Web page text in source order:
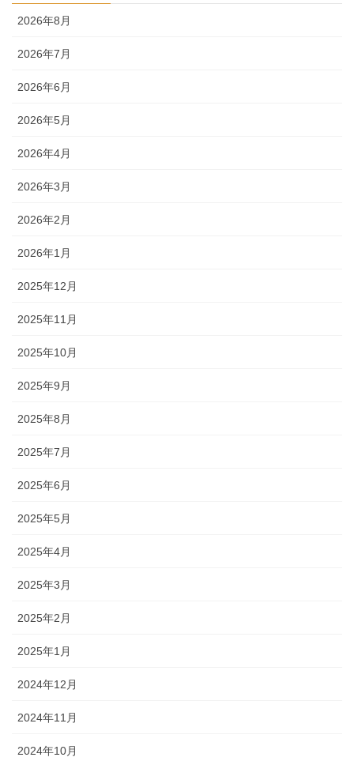
2026年8月
2026年7月
2026年6月
2026年5月
2026年4月
2026年3月
2026年2月
2026年1月
2025年12月
2025年11月
2025年10月
2025年9月
2025年8月
2025年7月
2025年6月
2025年5月
2025年4月
2025年3月
2025年2月
2025年1月
2024年12月
2024年11月
2024年10月